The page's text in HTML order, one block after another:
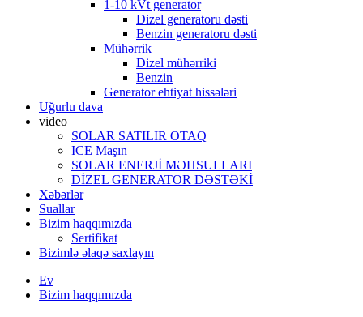
1-10 kVt generator
Dizel generatoru dəsti
Benzin generatoru dəsti
Mühərrik
Dizel mühərriki
Benzin
Generator ehtiyat hissələri
Uğurlu dava
video
SOLAR SATILIR OTAQ
ICE Maşın
SOLAR ENERJİ MƏHSULLARI
DİZEL GENERATOR DƏSTƏKİ
Xəbərlər
Suallar
Bizim haqqımızda
Sertifikat
Bizimlə əlaqə saxlayın
Ev
Bizim haqqımızda